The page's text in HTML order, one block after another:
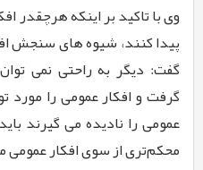
وی با تاکید بر اینکه هرچقدر
پیدا کنند، شیوه های سنجش
گفت: دیگر به راحتی نمی
گرفت و افکار عمومی را مورد
عمومی را نادیده می گیرند
محکم‌تری از سوی افکار عمومی